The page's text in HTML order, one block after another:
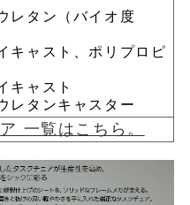
タン（バイオ度
キャスト、ポリプロピ
キャスト
レタンキャスター
一覧はこちら。